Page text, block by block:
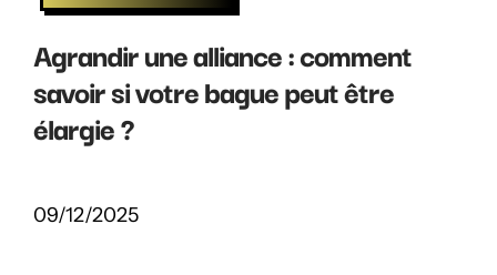
Agrandir une alliance : comment
savoir si votre bague peut être
élargie ?
09/12/2025